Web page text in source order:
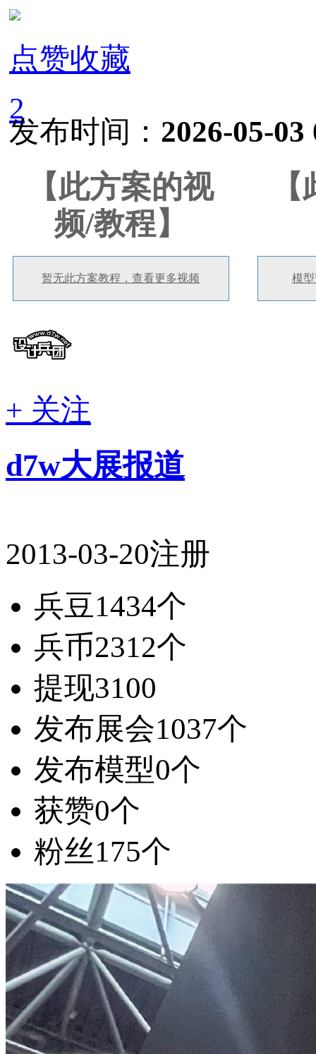
点赞收藏
2
发布时间： 2026-05-03
【此方案的视
频/教程】
暂无此方案教程，查看更多视频 模
+ 关注
d7w大展报道
2013-03-20注册
兵豆1434个
兵币2312个
提现3100
发布展会1037个
发布模型0个
获赞0个
粉丝175个